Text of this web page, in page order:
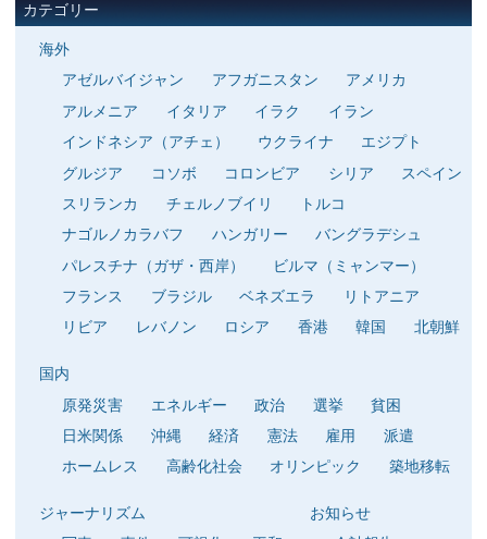
カテゴリー
海外
アゼルバイジャン
アフガニスタン
アメリカ
アルメニア
イタリア イラク
イラン
インドネシア（アチェ）
ウクライナ
エジプト
グルジア
コソボ コロンビア シリア
スペイン
スリランカ
チェルノブイリ
トルコ
ナゴルノカラバフ
ハンガリー
バングラデシュ
パレスチナ（ガザ・西岸）
ビルマ（ミャンマー）
フランス
ブラジル ベネズエラ
リトアニア
リビア
レバノン ロシア 香港 韓国 北朝鮮
国内
原発災害
エネルギー 政治 選挙
貧困
日米関係
沖縄 経済 憲法 雇用
派遣
ホームレス
高齢化社会 オリンピック 築地移転
ジャーナリズム
お知らせ